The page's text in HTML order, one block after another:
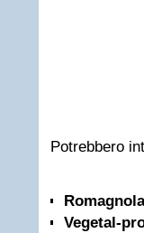
Potrebbero
Vegetal-